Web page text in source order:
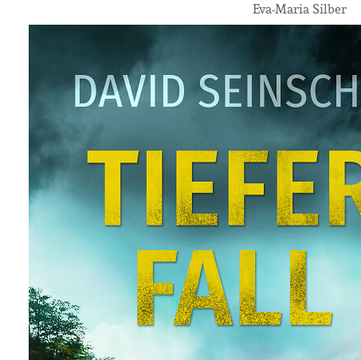
Eva-Maria Silber